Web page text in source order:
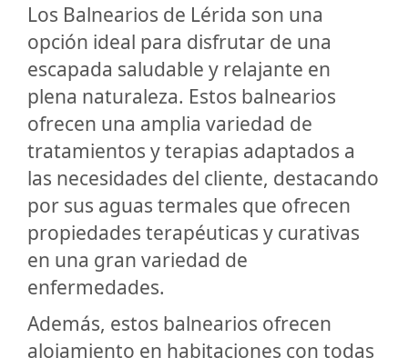
Los Balnearios de Lérida son una
opción ideal para disfrutar de una
escapada saludable y relajante en
plena naturaleza. Estos balnearios
ofrecen una amplia variedad de
tratamientos y terapias adaptados a
las necesidades del cliente, destacando
por sus aguas termales que ofrecen
propiedades terapéuticas y curativas
en una gran variedad de
enfermedades.
Además, estos balnearios ofrecen
alojamiento en habitaciones con todas